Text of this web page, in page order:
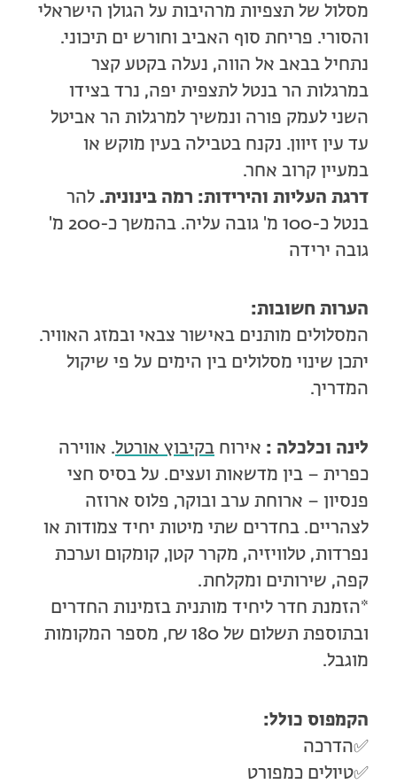
מסלול של תצפיות מרהיבות על הגולן הישראלי
והסורי. פריחת סוף האביב וחורש ים תיכוני.
נתחיל בבאב אל הווה, נעלה בקטע קצר
במרגלות הר בנטל לתצפית יפה, נרד בצידו
השני לעמק פורה ונמשיך למרגלות הר אביטל
עד עין זיוון. נקנח בטבילה בעין מוקש או
במעיין קרוב אחר.
דרגת העליות והירידות: רמה בינונית. להר
בנטל כ-100 מ' גובה עליה. בהמשך כ-200 מ'
גובה ירידה
הערות חשובות:
המסלולים מותנים באישור צבאי ובמזג האוויר.
יתכן שינוי מסלולים בין הימים על פי שיקול
המדריך.
לינה וכלכלה : אירוח בקיבוץ אורטל. אווירה
כפרית – בין מדשאות ועצים. על בסיס חצי
פנסיון – ארוחת ערב ובוקר, פלוס ארוזה
לצהריים. בחדרים שתי מיטות יחיד צמודות או
נפרדות, טלוויזיה, מקרר קטן, קומקום וערכת
קפה, שירותים ומקלחת.
*הזמנת חדר ליחיד מותנית בזמינות החדרים
ובתוספת תשלום של 180 ₪, מספר המקומות
מוגבל.
הקמפוס כולל:
✅הדרכה
✅טיולים כמפורט